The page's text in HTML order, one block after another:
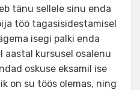
tänu sellele sinu enda
töö tagasisidestamisel
isegi palki enda
aastal kursusel osalenu
oskuse eksamil ise
on su töös olemas, ning